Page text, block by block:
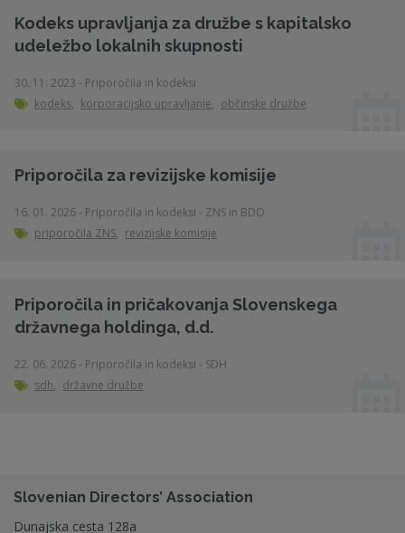
Kodeks upravljanja za družbe s kapitalsko
udeležbo lokalnih skupnosti
30. 11. 2023 - Priporočila in kodeksi
kodeks, korporacijsko upravljanje, občinske družbe
Priporočila za revizijske komisije
16. 01. 2026 - Priporočila in kodeksi - ZNS in BDO
priporočila ZNS, revizijske komisije
Priporočila in pričakovanja Slovenskega
državnega holdinga, d.d.
22. 06. 2026 - Priporočila in kodeksi - SDH
sdh, državne družbe
Slovenian Directors’ Association
Dunajska cesta 128a